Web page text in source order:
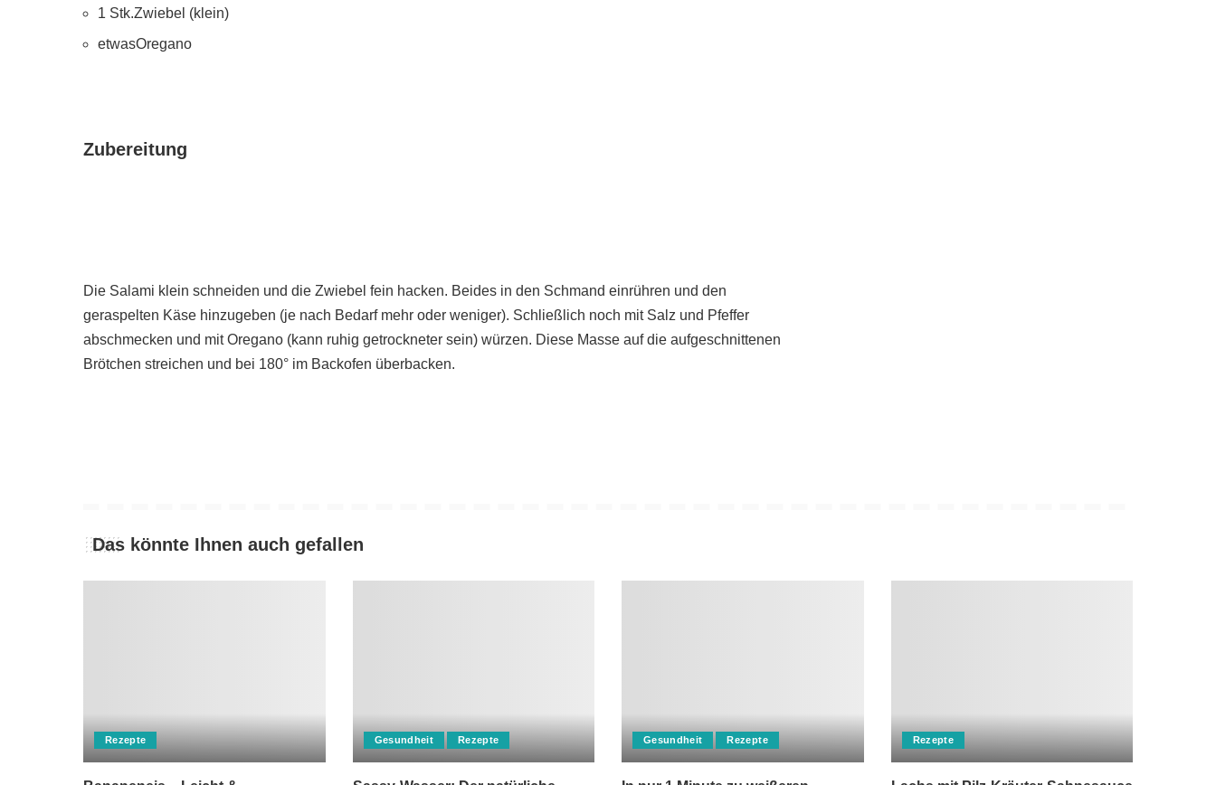
1 Stk.Zwiebel (klein)
etwasOregano
Zubereitung
Die Salami klein schneiden und die Zwiebel fein hacken. Beides in den Schmand einrühren und den
geraspelten Käse hinzugeben (je nach Bedarf mehr oder weniger). Schließlich noch mit Salz und Pfeffer
abschmecken und mit Oregano (kann ruhig getrockneter sein) würzen. Diese Masse auf die aufgeschnittenen
Brötchen streichen und bei 180° im Backofen überbacken.
Das könnte Ihnen auch gefallen
Rezepte Gesundheit Rezepte Gesundheit Rezepte Rezepte